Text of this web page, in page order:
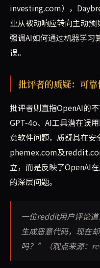
investing.com），
业从被动响应转向主动
强调AI如何通过机器学习
误。
批评者的质疑：可
批评者则直指OpenAI的
GPT-4o、AI工具潜在误
意软件问题，质疑其在安
phemex.com及
立，而是反映了OpenAI
的深层问题。
一位reddit用户评论
生成恶意代码，现在
吗？”（观点来源：